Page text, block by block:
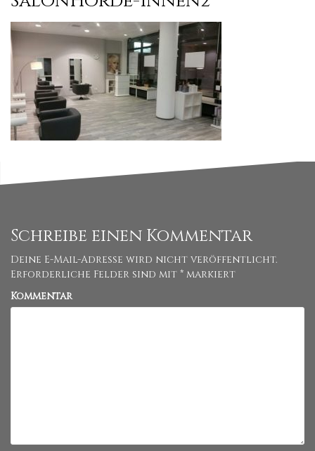
Schreibe einen Kommentar
Deine E-Mail-Adresse wird nicht veröffentlicht.
Erforderliche Felder sind mit * markiert
Kommentar